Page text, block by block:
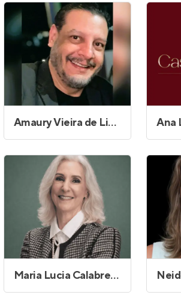
Amaury Vieira de Lima
Maria Lucia Calabresi Villa da Silva